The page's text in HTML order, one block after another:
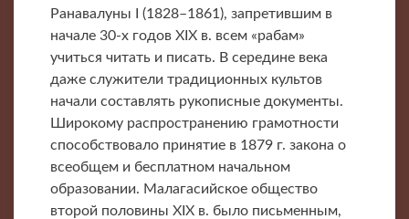
Ранавалуны I (1828–1861), запретившим в
начале 30-х годов XIX в. всем «рабам»
учиться читать и писать. В середине века
даже служители традиционных культов
начали составлять рукописные документы.
Широкому распространению грамотности
способствовало принятие в 1879 г. закона о
всеобщем и бесплатном начальном
образовании. Малагасийское общество
второй половины XIX в. было письменным,